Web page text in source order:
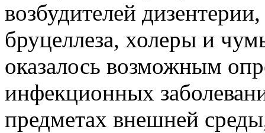
возбудителей
бруцеллеза, холеры и
оказалось возможным
инфекционных
предметах внешней